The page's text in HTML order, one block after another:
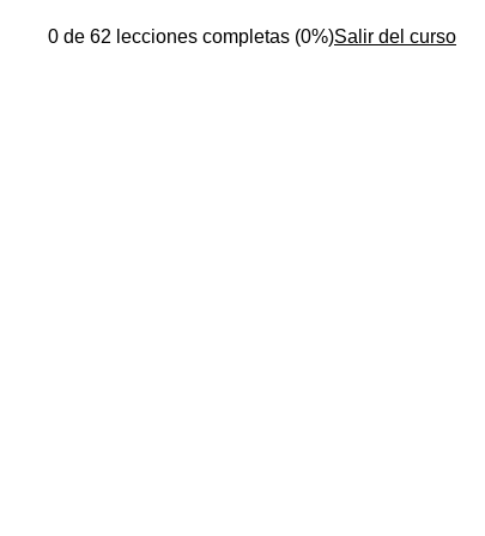
0 de 62 lecciones completas (0%)Salir del curso